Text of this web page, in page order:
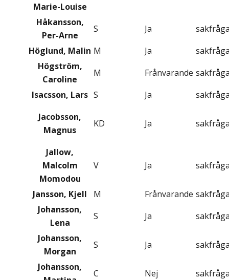
Marie-Louise
Håkansson,
Per-Arne
S Ja
Höglund, Malin M Ja
Högström,
Caroline
M Frånvarande
Isacsson, Lars S Ja
Jacobsson,
Magnus
KD Ja
Jallow,
Malcolm
Momodou
V Ja
Jansson, Kjell M Frånvarande
Johansson,
Lena
S Ja
Johansson,
Morgan
S Ja
Johansson,
C Nej